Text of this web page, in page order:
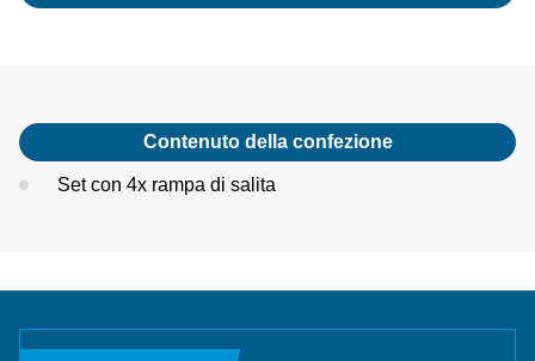
Contenuto della confezione
Set con 4x rampa di salita